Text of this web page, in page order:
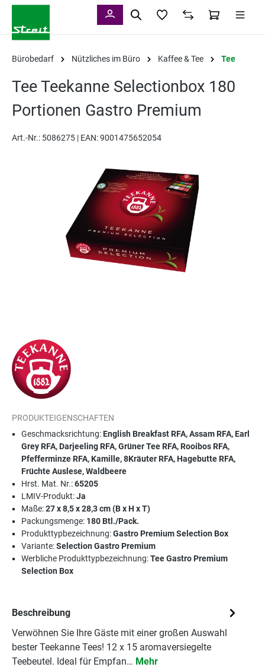
Bürobedarf Nützliches im Büro Kaffee & Tee Tee
Tee Teekanne Selectionbox 180
Portionen Gastro Premium
Art.-Nr.: 5086275 | EAN: 9001475652054
PRODUKTEIGENSCHAFTEN
Geschmacksrichtung:English Breakfast RFA, Assam RFA, Earl
Grey RFA, Darjeeling RFA, Grüner Tee RFA, Rooibos RFA,
Pfefferminze RFA, Kamille, 8Kräuter RFA, Hagebutte RFA,
Früchte Auslese, Waldbeere
Hrst. Mat. Nr.:65205
LMIV-Produkt:Ja
Maße:27 x 8,5 x 28,3 cm (B x H x T)
Packungsmenge: 180 Btl./Pack.
Produkttypbezeichnung:Gastro Premium Selection Box
Variante:Selection Gastro Premium
Werbliche Produkttypbezeichnung:Tee Gastro Premium
Selection Box
Beschreibung
Verwöhnen Sie Ihre Gäste mit einer großen Auswahl
bester Teekanne Tees! 12 x 15 aromaversiegelte
Teebeutel. Ideal für Empfan… Mehr